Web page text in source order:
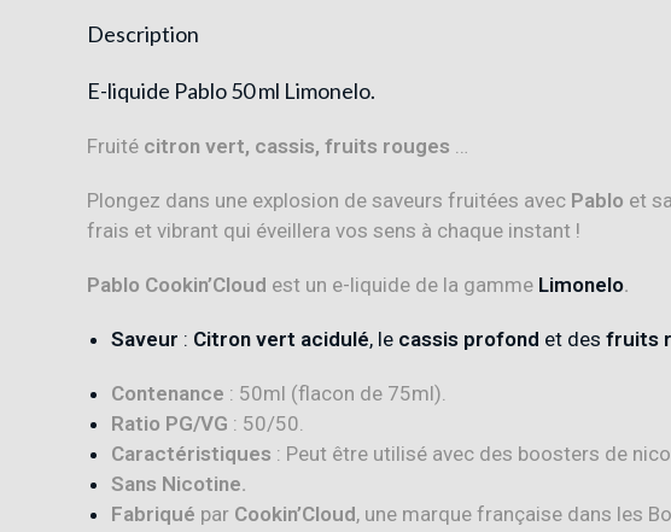
Description
E-liquide Pablo 50 ml Limonelo.
Fruité citron vert, cassis, fruits rouges
Plongez dans une explosion de saveurs fruitées avec Pablo et
frais et vibrant qui éveillera vos sens à chaque instant !
Pablo Cookin’Cloud est un e-liquide de la gamme Limonelo.
Saveur : Citron vert acidulé, le cassis profond et des fruits
Contenance : 50ml (flacon de 75ml).
Ratio PG/VG : 50/50.
Caractéristiques : Peut être utilisé avec des boosters de
Sans Nicotine.
Fabriqué par Cookin’Cloud, une marque française dans les